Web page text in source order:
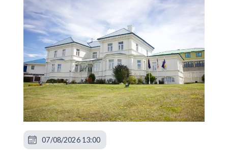
07/08/2026 13:00